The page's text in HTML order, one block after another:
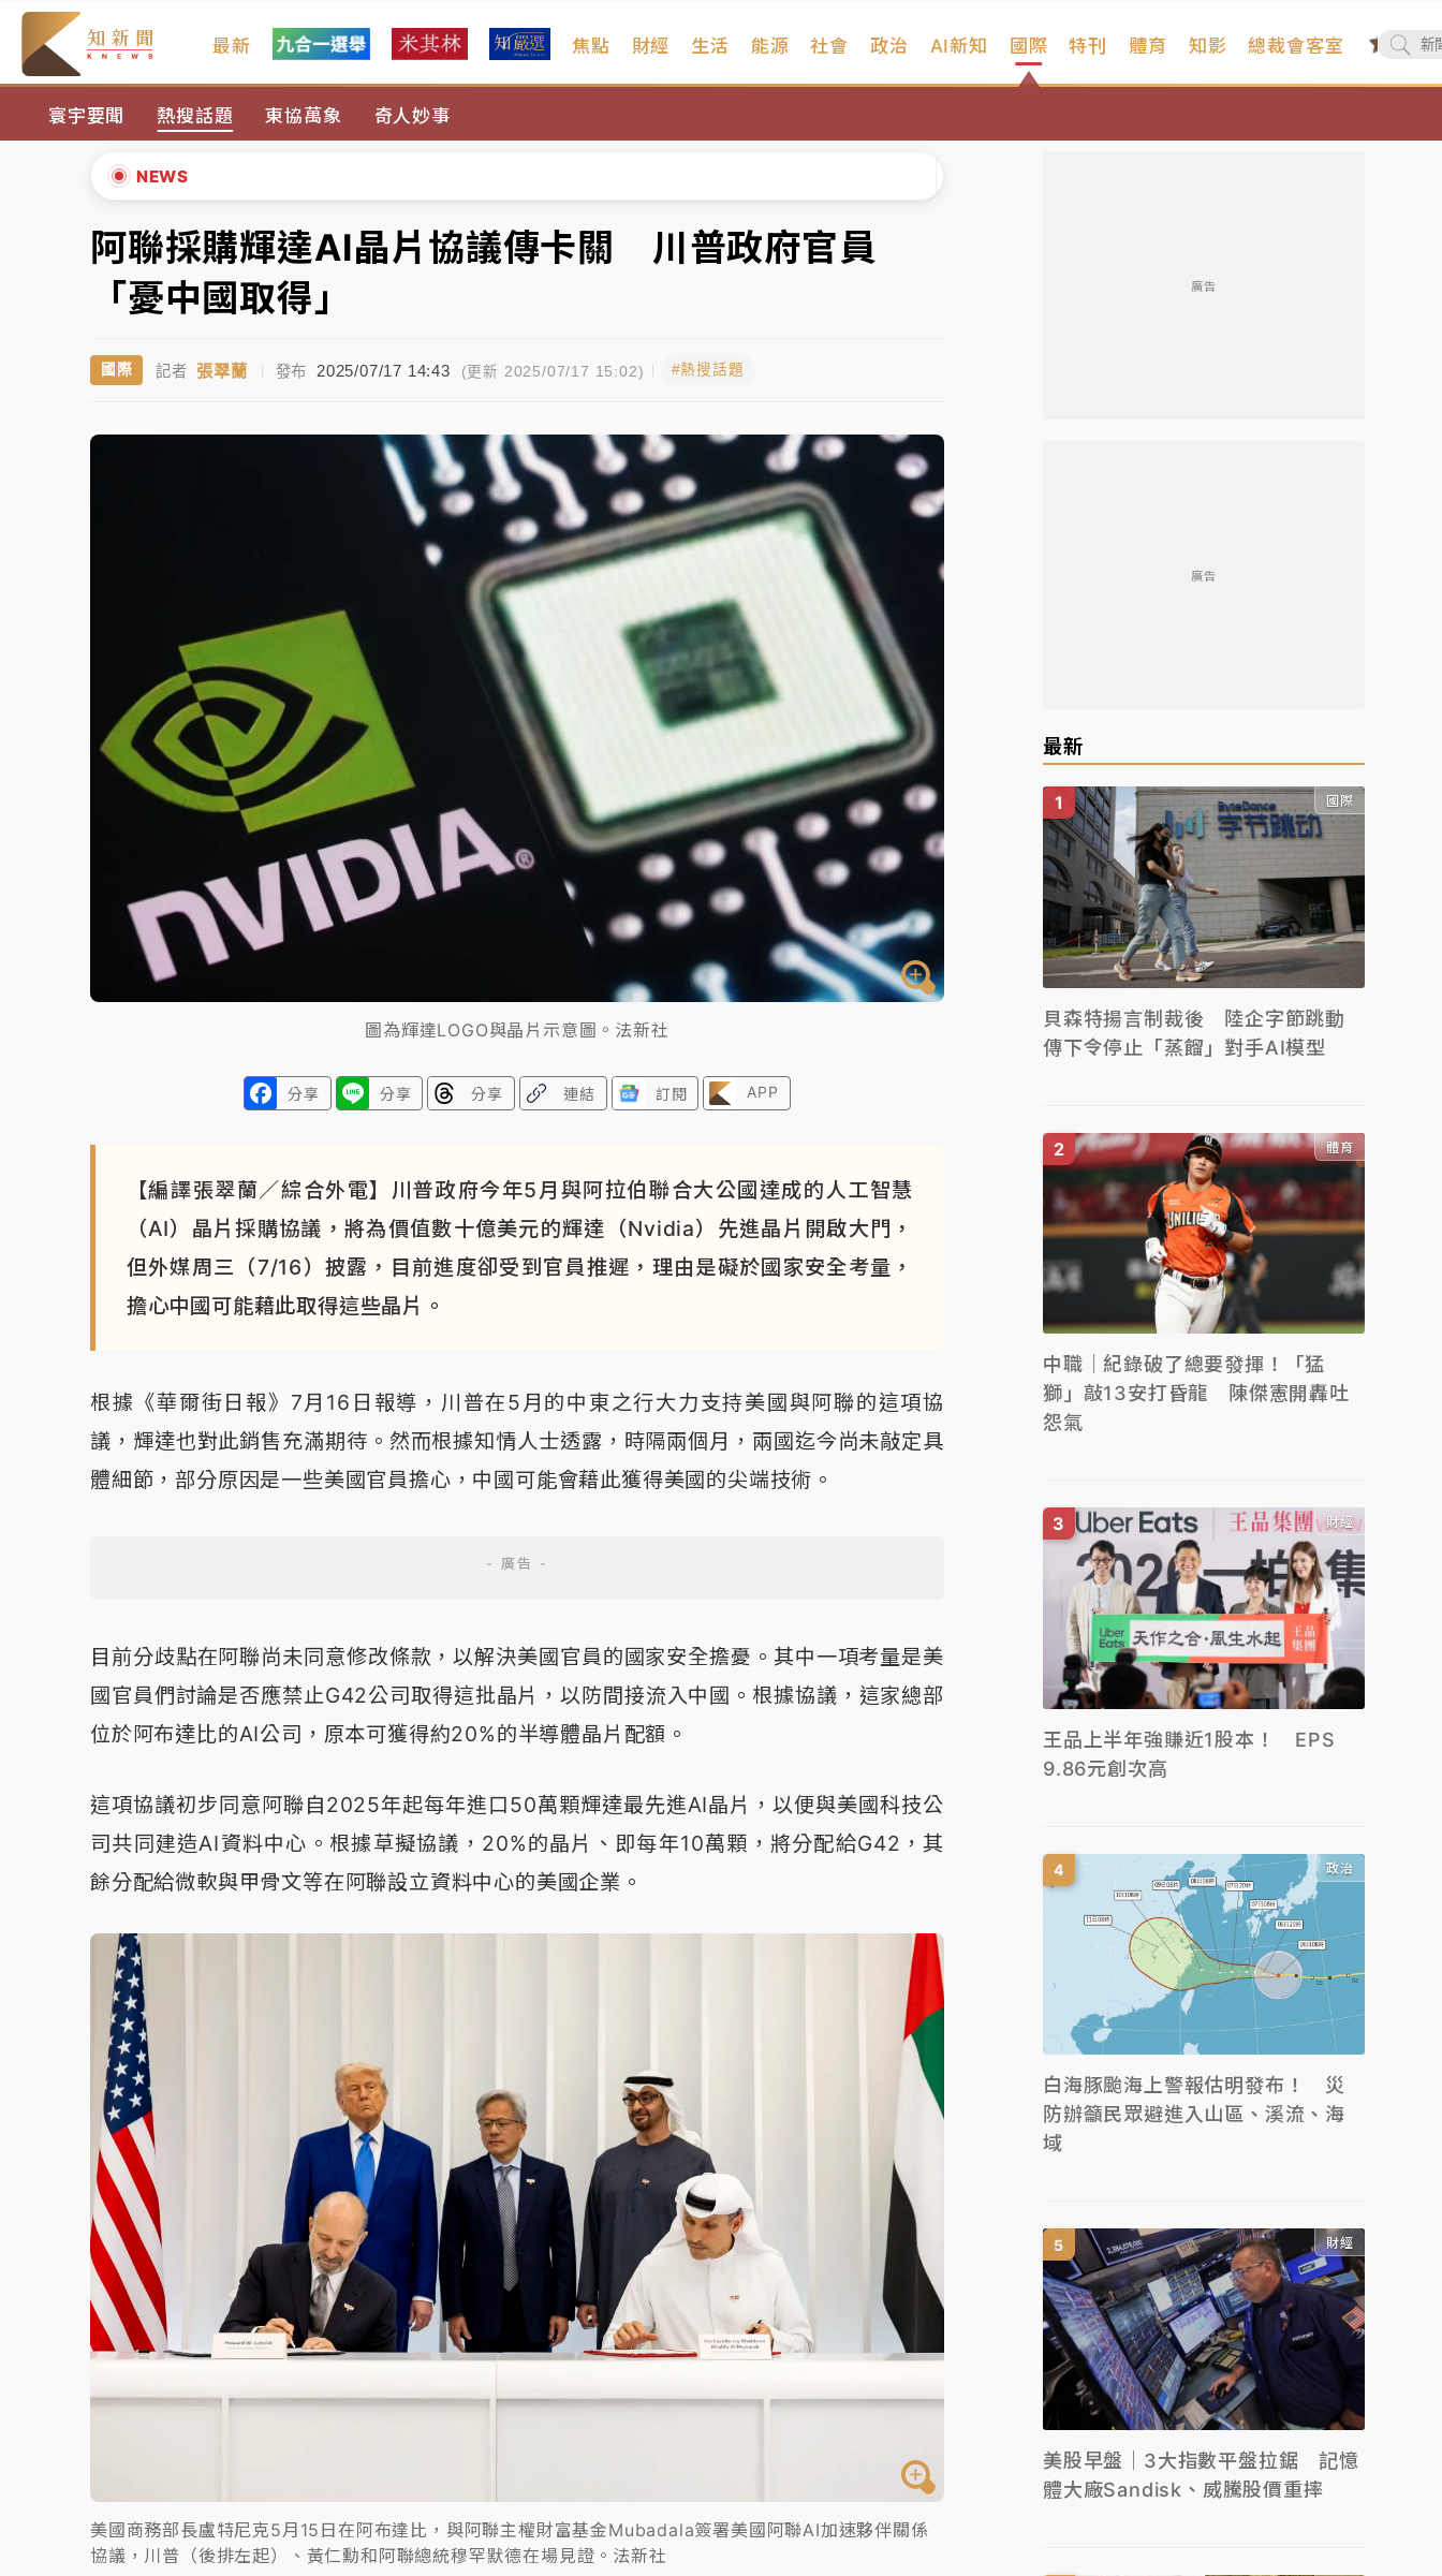
最新 焦點 財經 生活 能源 社會 政治 AI新知 國際
寰宇要聞 熱搜話題 東協萬象 奇人妙事
特刊 體育 知影 總裁會客室
NEWS
暑假過三周才推「E宿新北打卡趣」！抽獎程序複雜 觀旅局回應了
中信慈善基金會想增加董事人數！辜仲諒向法院聲請遭駁 理由曝光
故宮《龍藏經》特展第2檔！今線上預約開賣一度塞車 周六起展出延長至晚上7時
台東農業處長涉圖利渡假村！東檢抗告成功 今重開羈押庭
女律師陳昱瑄詐慈濟10億！黃金158kg遭查扣畫面曝光
中信慈善基金會想增加董事人數！辜仲諒向法院聲請遭駁 理由曝光
故宮《龍藏經》特展第2檔！今線上預約開賣一度塞車 周六起展出延長至晚上7時
台東農業處長涉圖利渡假村！東檢抗告成功 今重開羈押庭
父親節泡湯了！中颱白海豚雨彈轟3天 「紅到發紫」降雨熱區曝
▲
▼
阿聯採購輝達AI晶片協議傳卡關 川普政府官員
「憂中國取得」
國際 記者 張翠蘭 | 發布 2025/07/17 14:43 (更新 2025/07/17 15:02) #熱搜話題
圖為輝達LOGO與晶片示意圖。法新社
分享 分享 分享 連結 訂閱 APP
【編譯張翠蘭／綜合外電】川普政府今年5月與阿拉伯聯合大公國達成的人工智慧
（AI）晶片採購協議，將為價值數十億美元的輝達（Nvidia）先進晶片開啟大門，
但外媒周三（7/16）披露，目前進度卻受到官員推遲，理由是礙於國家安全考量，
擔心中國可能藉此取得這些晶片。
根據《華爾街日報》7月16日報導，川普在5月的中東之行大力支持美國與阿聯的這項協
議，輝達也對此銷售充滿期待。然而根據知情人士透露，時隔兩個月，兩國迄今尚未敲定具
體細節，部分原因是一些美國官員擔心，中國可能會藉此獲得美國的尖端技術。
目前分歧點在阿聯尚未同意修改條款，以解決美國官員的國家安全擔憂。其中一項考量是美
國官員們討論是否應禁止G42公司取得這批晶片，以防間接流入中國。根據協議，這家總部
位於阿布達比的AI公司，原本可獲得約20%的半導體晶片配額。
這項協議初步同意阿聯自2025年起每年進口50萬顆輝達最先進AI晶片，以便與美國科技公
司共同建造AI資料中心。根據草擬協議，20%的晶片、即每年10萬顆，將分配給G42，其
餘分配給微軟與甲骨文等在阿聯設立資料中心的美國企業。
美國商務部長盧特尼克5月15日在阿布達比，與阿聯主權財富基金Mubadala簽署美國阿聯AI加速夥伴關係
協議，川普（後排左起）、黃仁勳和阿聯總統穆罕默德在場見證。法新社
廣告
廣告
最新
國際
貝森特揚言制裁後 陸企字節跳動
傳下令停止「蒸餾」對手AI模型
體育
中職｜紀錄破了總要發揮！「猛
獅」敲13安打昏龍 陳傑憲開轟吐
怨氣
財經
王品上半年強賺近1股本！ EPS
9.86元創次高
政治
白海豚颱海上警報估明發布！ 災
防辦籲民眾避進入山區、溪流、海
域
財經
美股早盤｜3大指數平盤拉鋸 記憶
體大廠Sandisk、威騰股價重摔